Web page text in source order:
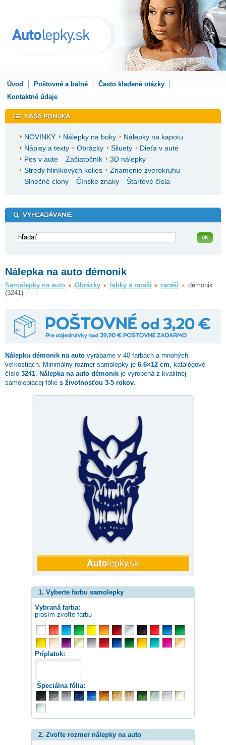
Úvod Poštovné a balné
Často kladené otázky
Kontaktné údaje
NOVINKY Nálepky na boky
Nálepky na kapotu
Nápisy a texty
Obrázky Siluety
Dieťa v aute
Pes v aute
Začiatočník
3D nálepky
Stredy hliníkových kolies
Znamenie zverokruhu
Slnečné clony
Čínske znaky Štartové čísla
Nálepka na auto démonik
Samolepky na auto Obrázky lebky a raraši raraši
démonik
(3241)
Nálepku démonik na auto vyrábame v 40 farbách a mnohých
veľkostiach. Minimálny rozmer samolepky je 6.6×12 cm , katalógové
číslo 3241 Nálepka na auto démonik je vyrobená z kvalitnej
samolepiacej fólie s životnosťou 3-5 rokov
1. Vyberte farbu samolepky
Vybraná farba:
prosím zvoľte farbu
Príplatok:
Špeciálna fólia:
2. Zvoľte rozmer nálepky na auto